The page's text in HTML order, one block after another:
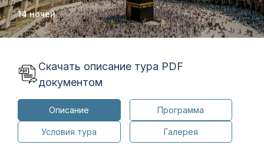
14 ночей
Скачать описание тура PDF
документом
Описание Программа
Условия тура Галерея